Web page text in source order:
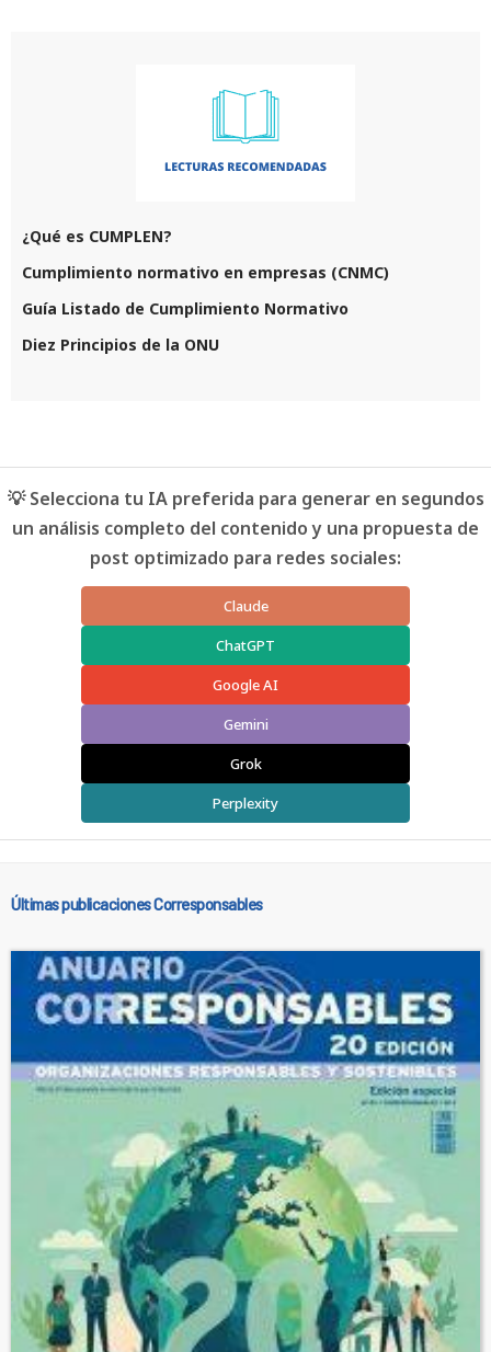
¿Qué es CUMPLEN?
Cumplimiento normativo en empresas (CNMC)
Guía Listado de Cumplimiento Normativo
Diez Principios de la ONU
💡 Selecciona tu IA preferida para generar en segundos
un análisis completo del contenido y una propuesta de
post optimizado para redes sociales:
Claude
ChatGPT
Google AI
Gemini
Grok
Perplexity
Últimas publicaciones Corresponsables